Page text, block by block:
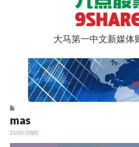
9点股票
大马第一中文新媒体
mas
21/01/2020